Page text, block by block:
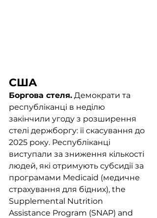
США
Боргова стеля. Демократи та
республіканці в неділю
закінчили угоду з розширення
стелі держборгу: її скасування до
2025 року. Республіканці
виступали за зниження кількості
людей, які отримують субсидії за
програмами Medicaid (медичне
страхування для бідних), the
Supplemental Nutrition
Assistance Program (SNAP) and